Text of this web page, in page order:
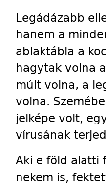
Legádázabb
hanem a
ablaktábla a
hagytak volna
múlt volna, a
volna.
jelképe volt,
vírusának
Aki e föld alatti
nekem is,